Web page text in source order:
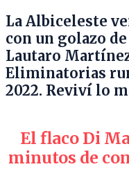
La Albiceleste
con un golazo
Lautaro
Eliminatorias
2022. Reviví lo
El flaco Di
minutos de